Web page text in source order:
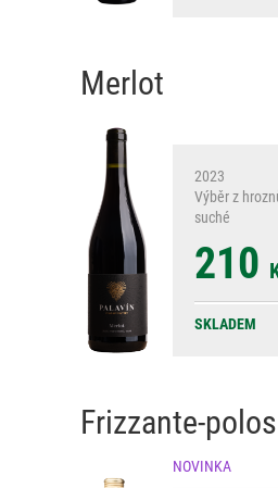
Merlot
2023
Výběr z
suché
210
SKLADEM
Frizzante-
NOVINKA